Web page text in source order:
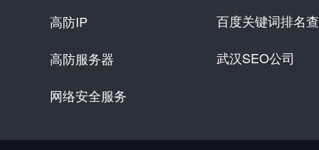
高防IP
高防服务器
网络安全服务
百度关键词排名
武汉SEO公司